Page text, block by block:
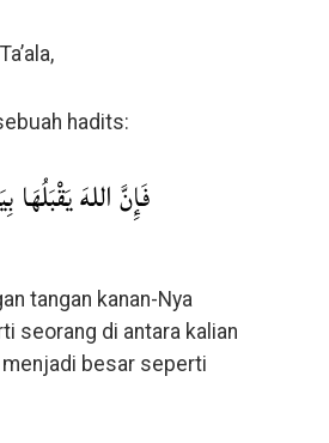
hadits:
فَإِنَّ اللهَ
tangan kanan-Nya
seorang di antara kalian
besar seperti